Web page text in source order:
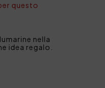
questo
nella
idea regalo.